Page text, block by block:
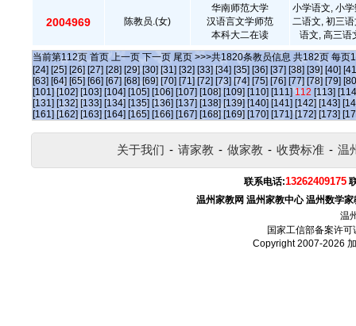
2004969 陈教员.(女)
华南师范大学
汉语言文学师范
本科大二在读
小学语文, 小
二语文, 初三
语文, 高三语
当前第112页 首页 上一页 下一页 尾页 >>>共1820条教员信息 共182页 每页
[24] [25] [26] [27] [28] [29] [30] [31] [32] [33] [34] [35] [36] [37] [38] [39] [40]
[63] [64] [65] [66] [67] [68] [69] [70] [71] [72] [73] [74] [75] [76] [77] [78] [79]
[101] [102] [103] [104] [105] [106] [107] [108] [109] [110] [111] 112 [113]
[131] [132] [133] [134] [135] [136] [137] [138] [139] [140] [141] [142] [143]
[161] [162] [163] [164] [165] [166] [167] [168] [169] [170] [171] [172] [173]
关于我们 - 请家教 - 做家教 - 收费标准 - 温
联系电话:13262409175
温州家教网 温州家教中心 温州数学家
温
国家工信部备案许可
Copyright 2007-2026